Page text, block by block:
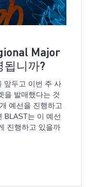
Major
됩니까?
앞두고 이번 주 사
을 발매했다는 것
예선을 진행하고
BLAST는 이 예선
진행하고 있을까